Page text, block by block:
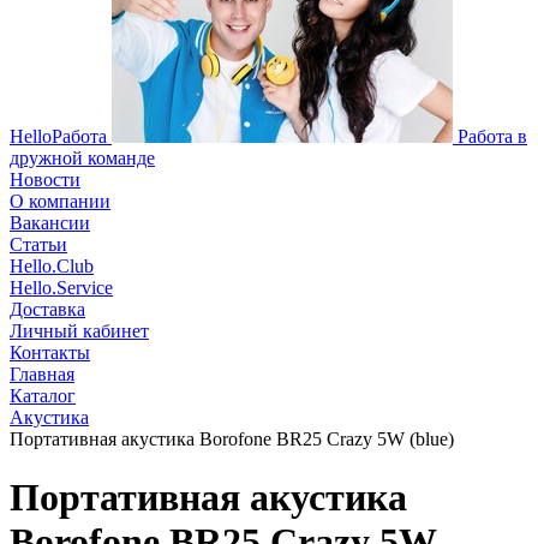
HelloРабота
Работа в
дружной команде
Новости
О компании
Вакансии
Статьи
Hello.Club
Hello.Service
Доставка
Личный кабинет
Контакты
Главная
Каталог
Акустика
Портативная акустика Borofone BR25 Crazy 5W (blue)
Портативная акустика